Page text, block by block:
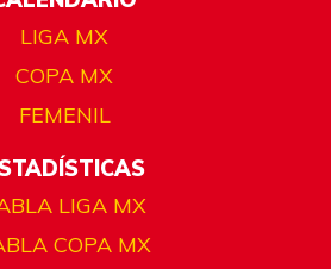
LIGA MX
COPA MX
FEMENIL
LIGA MX
COPA MX